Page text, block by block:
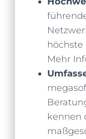
höchste
Mehr
kennen